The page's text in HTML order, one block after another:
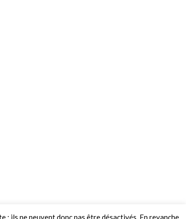
ils ne peuvent donc pas être désactivés. En revanche,